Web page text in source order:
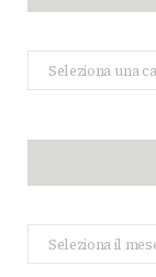
Categorie
Archivio
Articoli